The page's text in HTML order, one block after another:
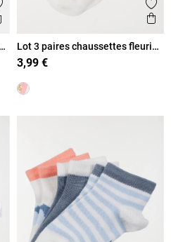
aux favoris
Aperçu rapide
Lot 3 paires chaussettes fleuri
fille
3,99 €